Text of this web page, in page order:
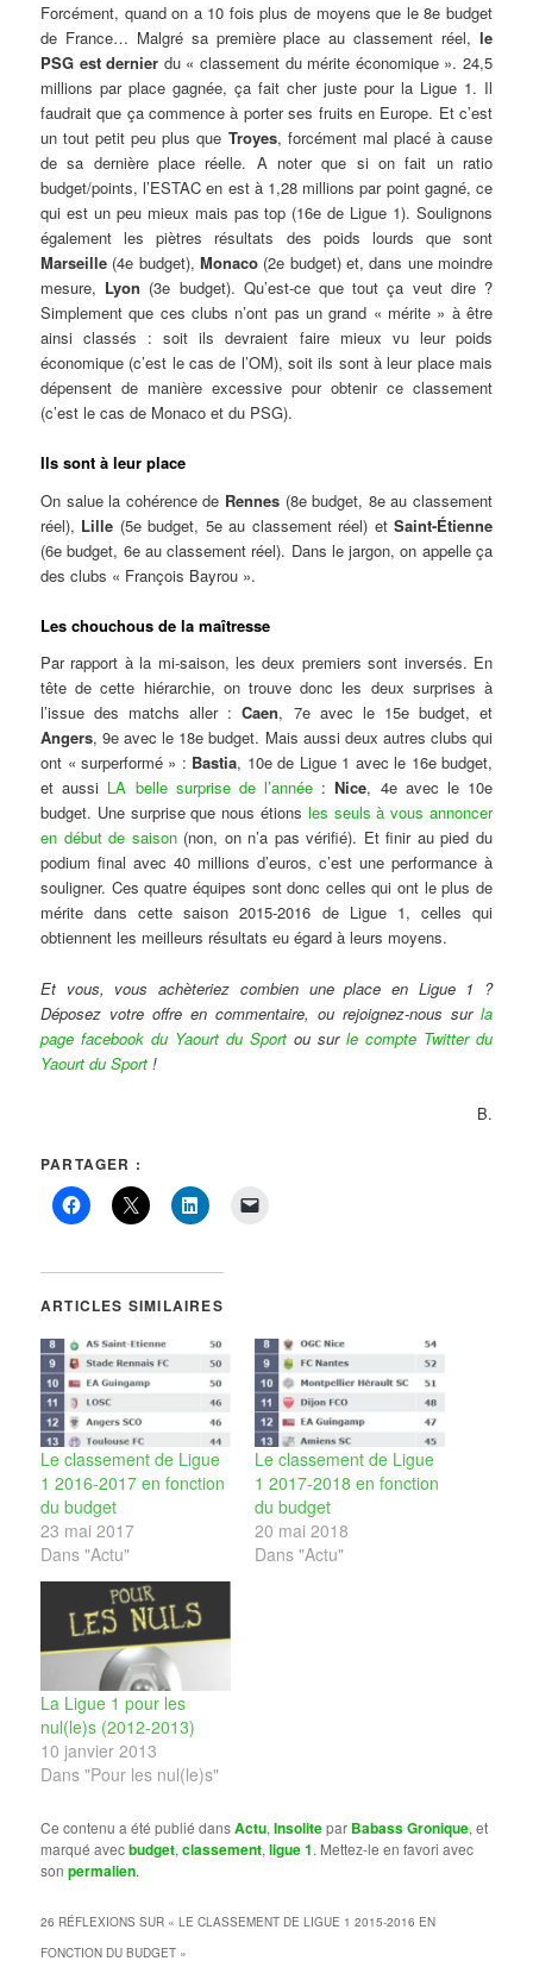
Forcément, quand on a 10 fois plus de moyens que le 8e budget
de France… Malgré sa première place au classement réel, le
PSG est dernier du « classement du mérite économique ». 24,5
millions par place gagnée, ça fait cher juste pour la Ligue 1. Il
faudrait que ça commence à porter ses fruits en Europe. Et c’est
un tout petit peu plus que Troyes, forcément mal placé à cause
de sa dernière place réelle. A noter que si on fait un ratio
budget/points, l’ESTAC en est à 1,28 millions par point gagné, ce
qui est un peu mieux mais pas top (16e de Ligue 1). Soulignons
également les piètres résultats des poids lourds que sont
Marseille (4e budget),Monaco (2e budget) et, dans une moindre
mesure, Lyon (3e budget). Qu’est-ce que tout ça veut dire ?
Simplement que ces clubs n’ont pas un grand « mérite » à être
ainsi classés : soit ils devraient faire mieux vu leur poids
économique (c’est le cas de l’OM), soit ils sont à leur place mais
dépensent de manière excessive pour obtenir ce classement
(c’est le cas de Monaco et du PSG).
Ils sont à leur place
On salue la cohérence de Rennes (8e budget, 8e au classement
réel), Lille (5e budget, 5e au classement réel) et Saint-Étienne
(6e budget, 6e au classement réel). Dans le jargon, on appelle ça
des clubs « François Bayrou ».
Les chouchous de la maîtresse
Par rapport à la mi-saison, les deux premiers sont inversés. En
tête de cette hiérarchie, on trouve donc les deux surprises à
l’issue des matchs aller :Caen, 7e avec le 15e budget, et
Angers, 9e avec le 18e budget. Mais aussi deux autres clubs qui
ont « surperformé » : Bastia, 10e de Ligue 1 avec le 16e budget,
et aussi LA belle surprise de l’année :Nice, 4e avec le 10e
budget. Une surprise que nous étions les seuls à vous annoncer
en début de saison(non, on n’a pas vérifié). Et finir au pied du
podium final avec 40 millions d’euros, c’est une performance à
souligner. Ces quatre équipes sont donc celles qui ont le plus de
mérite dans cette saison 2015-2016 de Ligue 1, celles qui
obtiennent les meilleurs résultats eu égard à leurs moyens.
Et vous, vous achèteriez combien une place en Ligue 1 ?
Déposez votre offre en commentaire, ou rejoignez-nous sur la
page facebook du Yaourt du Sport ou sur le compte Twitter du
Yaourt du Sport !
B.
PARTAGER :
ARTICLES SIMILAIRES
Le classement de Ligue
1 2016-2017 en fonction
du budget
23 mai 2017
Dans "Actu"
Le classement de Ligue
1 2017-2018 en fonction
du budget
20 mai 2018
Dans "Actu"
La Ligue 1 pour les
nul(le)s (2012-2013)
10 janvier 2013
Dans "Pour les nul(le)s"
Ce contenu a été publié dansActu,Insolitepar Babass Gronique, et
marqué avecbudget,classement,ligue 1. Mettez-le en favori avec
sonpermalien.
26 RÉFLEXIONS SUR «LE CLASSEMENT DE LIGUE 1 2015-2016 EN
FONCTION DU BUDGET »